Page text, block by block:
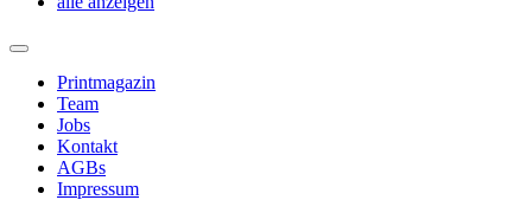
Printmagazin
Team
Jobs
Kontakt
AGBs
Impressum